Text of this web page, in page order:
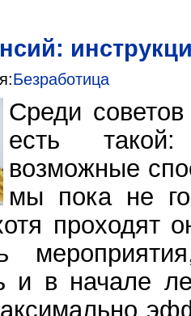
Безработица
Среди
есть
возможные
мы пока не
проходят
и в начале